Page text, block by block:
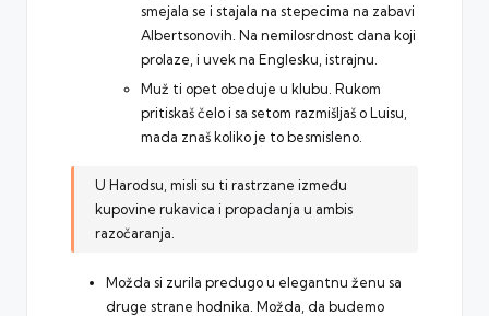
smejala se i stajala na stepecima na zabavi
Albertsonovih. Na nemilosrdnost dana koji
prolaze, i uvek na Englesku, istrajnu.
Muž ti opet obeduje u klubu. Rukom
pritiskaš čelo i sa setom razmišljaš o Luisu,
mada znaš koliko je to besmisleno.
U Harodsu, misli su ti rastrzane između
kupovine rukavica i propadanja u ambis
razočaranja.
Možda si zurila predugo u elegantnu ženu sa
druge strane hodnika. Možda, da budemo